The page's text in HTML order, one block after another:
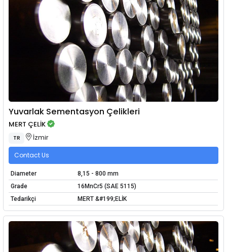
Yuvarlak Sementasyon Çelikleri
MERT ÇELİK
TR İzmir
Contact Us
Diameter
8,15 - 800 mm
Grade
16MnCr5 (SAE 5115)
Tedarikçi
MERT &#199;ELİK